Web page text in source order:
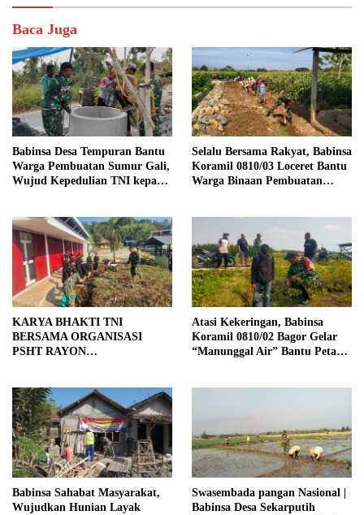
Baca Juga
Babinsa Desa Tempuran Bantu
Warga Pembuatan Sumur Gali,
Wujud Kepedulian TNI kepada
Selalu Bersama Rakyat, Babinsa
Koramil 0810/03 Loceret Bantu
Warga Binaan Pembuatan
KARYA BHAKTI TNI
BERSAMA ORGANISASI
PSHT RAYON
ROYONG DAN
KEMANUNGGALAN TNI-
RAKYAT
Atasi Kekeringan, Babinsa
Koramil 0810/02 Bagor Gelar
“Manunggal Air” Bantu Petani
Babinsa Sahabat Masyarakat,
Wujudkan Hunian Layak
Swasembada pangan Nasional |
Babinsa Desa Sekarputih